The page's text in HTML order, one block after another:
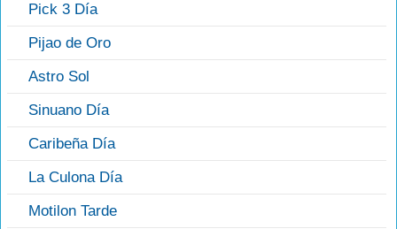
Pick 3 Día
Pijao de Oro
Astro Sol
Sinuano Día
Caribeña Día
La Culona Día
Motilon Tarde